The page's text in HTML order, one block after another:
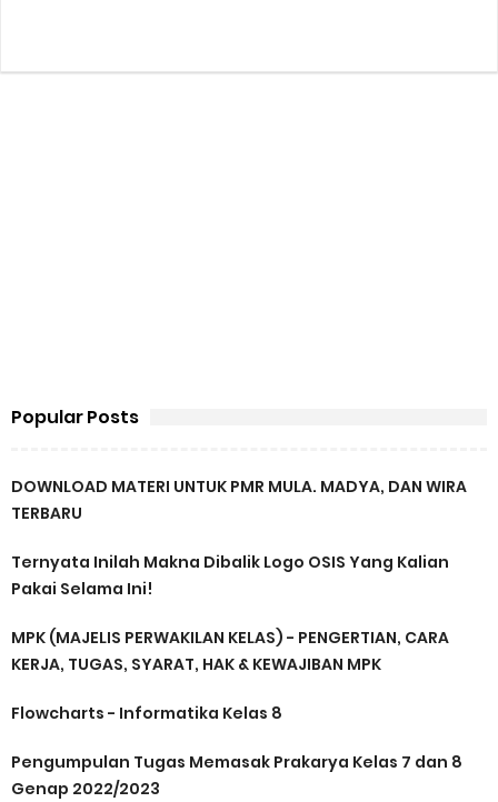
Popular Posts
DOWNLOAD MATERI UNTUK PMR MULA. MADYA, DAN WIRA
TERBARU
Ternyata Inilah Makna Dibalik Logo OSIS Yang Kalian
Pakai Selama Ini!
MPK (MAJELIS PERWAKILAN KELAS) - PENGERTIAN, CARA
KERJA, TUGAS, SYARAT, HAK & KEWAJIBAN MPK
Flowcharts - Informatika Kelas 8
Pengumpulan Tugas Memasak Prakarya Kelas 7 dan 8
Genap 2022/2023